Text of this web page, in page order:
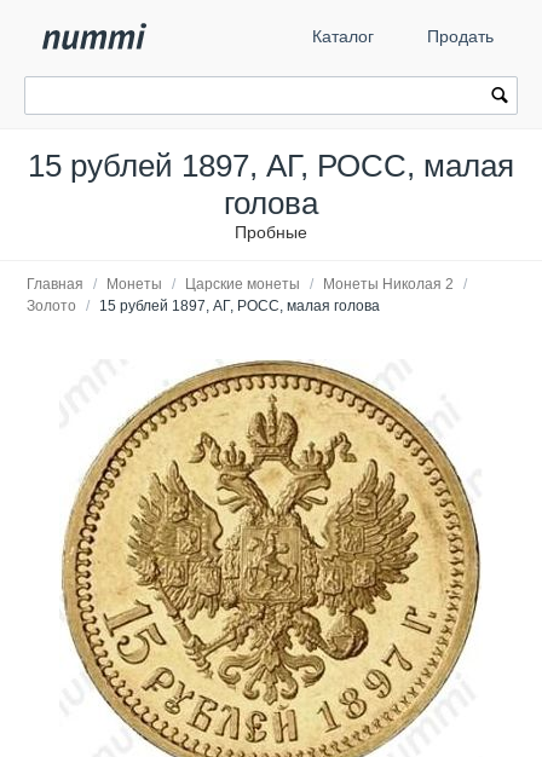
Каталог Продать
15 рублей 1897, АГ, РОСС, малая
голова
Пробные
Главная / Монеты / Царские монеты / Монеты Николая 2
/
Золото
/ 15 рублей 1897, АГ, РОСС, малая голова